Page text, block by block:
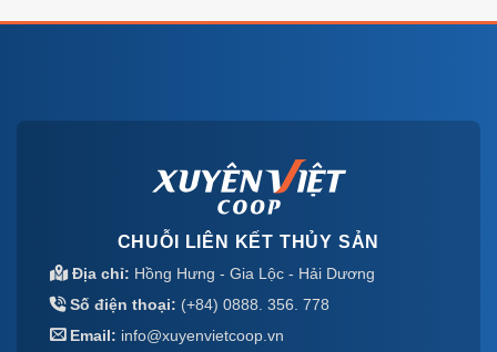
CHUỖI LIÊN KẾT THỦY SẢN
Địa chỉ: Hồng Hưng - Gia Lộc - Hải Dương
Số điện thoại: (+84) 0888. 356. 778
Email: info@xuyenvietcoop.vn